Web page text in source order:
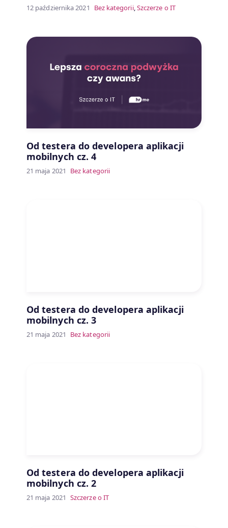
12 października 2021 Bez kategorii,Szczerze o IT
Od testera do developera aplikacji
mobilnych cz. 4
21 maja 2021 Bez kategorii
Od testera do developera aplikacji
mobilnych cz. 3
21 maja 2021 Bez kategorii
Od testera do developera aplikacji
mobilnych cz. 2
21 maja 2021 Szczerze o IT